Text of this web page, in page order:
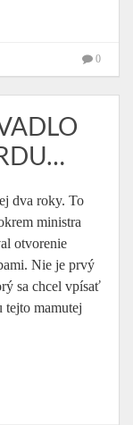
0
dva roky. To
ministra
otvorenie
Nie je prvý
sa chcel vpísať
tejto mamutej